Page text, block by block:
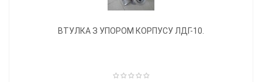
ВТУЛКА З УПОРОМ КОРПУСУ ЛДГ-10.